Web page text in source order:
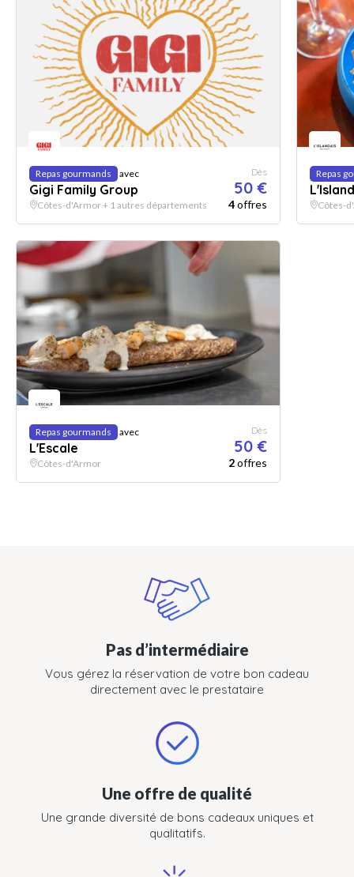
Repas gourmands avec
Gigi Family Group
Dès
50 €
Côtes-d'Armor + 1 autres départements 4offres
Repas
Côtes-
Repas gourmands avec
L'Escale
Dès
50 €
Côtes-d'Armor 2offres
Pas d’intermédiaire
Vous gérez la réservation de votre bon cadeau
directement avec le prestataire
Une offre de qualité
Une grande diversité de bons cadeaux uniques et
qualitatifs.